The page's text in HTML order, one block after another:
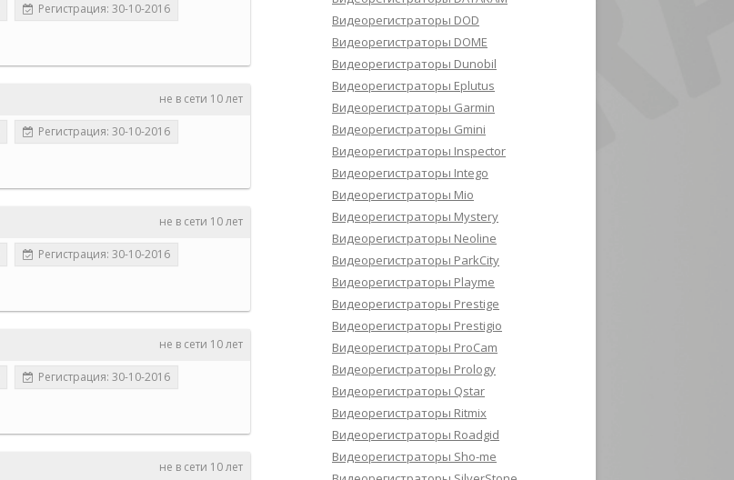
Регистрация: 30-10-2016
не в сети 10 лет
Регистрация: 30-10-2016
не в сети 10 лет
Регистрация: 30-10-2016
не в сети 10 лет
Регистрация: 30-10-2016
не в сети 10 лет
Видеорегистраторы DOD
Видеорегистраторы DOME
Видеорегистраторы Dunobil
Видеорегистраторы Eplutus
Видеорегистраторы Garmin
Видеорегистраторы Gmini
Видеорегистраторы Inspector
Видеорегистраторы Intego
Видеорегистраторы Mio
Видеорегистраторы Mystery
Видеорегистраторы Neoline
Видеорегистраторы ParkCity
Видеорегистраторы Playme
Видеорегистраторы Prestige
Видеорегистраторы Prestigio
Видеорегистраторы ProCam
Видеорегистраторы Prology
Видеорегистраторы Qstar
Видеорегистраторы Ritmix
Видеорегистраторы Roadgid
Видеорегистраторы Sho-me